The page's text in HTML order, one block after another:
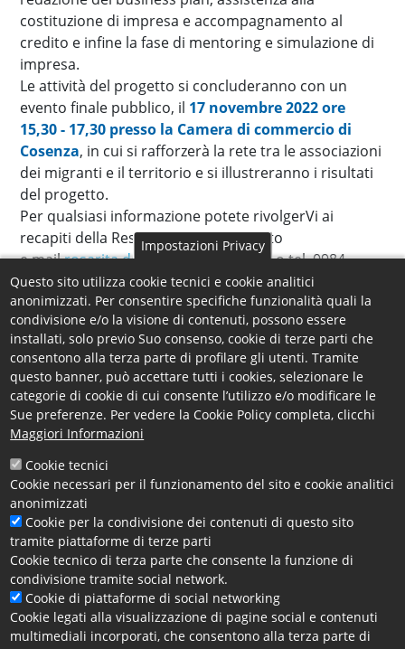
costituzione di impresa e accompagnamento al
credito e infine la fase di mentoring e simulazione di
impresa.
Le attività del progetto si concluderanno con un
evento finale pubblico, il 17 novembre 2022 ore
15,30 - 17,30 presso la Camera di commercio di
Cosenza, in cui si rafforzerà la rete tra le associazioni
dei migranti e il territorio e si illustreranno i risultati
del progetto.
Per qualsiasi informazione potete rivolgerVi ai
recapiti della Responsabile di progetto
e.mailrosarita.derose@cs.camcom.ito tel. 0984
815213.
In allegato, l’iter del progetto, i programmi degli
incontri e il programma dell'evento finale.
Allegati
Futurae - Iter delle attività
Futurae Cosenza - Programma Incontri Assistenza
novembre 2022
Futurae Cosenza - Programma Mentoring
Simulazione Impresa Primo Incontro
Futurae Cosenza - Programma Mentoring
Simulazione Impresa Secondo Incontro
Futurae Cosenza - Programma Mentoring
Simulazione Impresa Terzo Incontro
Futurae Cosenza - Programma Mentoring
Impostazioni Privacy
Questo sito utilizza cookie tecnici e cookie analitici
anonimizzati. Per consentire specifiche funzionalità quali la
condivisione e/o la visione di contenuti, possono essere
installati, solo previo Suo consenso, cookie di terze parti che
consentono alla terza parte di profilare gli utenti. Tramite
questo banner, può accettare tutti i cookies, selezionare le
categorie di cookie di cui consente l’utilizzo e/o modificare le
Sue preferenze. Per vedere la Cookie Policy completa, clicchi
Maggiori Informazioni
Cookie tecnici
Cookie necessari per il funzionamento del sito e cookie analitici
anonimizzati
Cookie per la condivisione dei contenuti di questo sito
tramite piattaforme di terze parti
Cookie tecnico di terza parte che consente la funzione di
condivisione tramite social network.
Cookie di piattaforme di social networking
Cookie legati alla visualizzazione di pagine social e contenuti
multimediali incorporati, che consentono alla terza parte di